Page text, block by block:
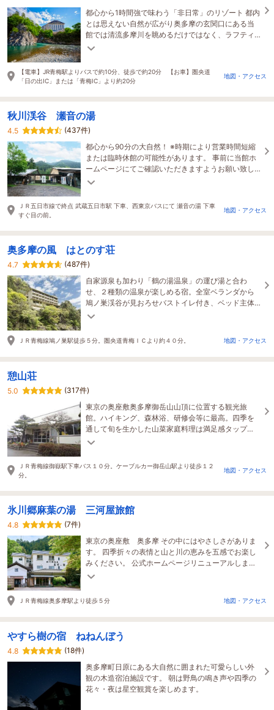
都心から1時間強で味わう「非日常」のリゾート 都内
とは思えない自然が広がり奥多摩の玄関口にある当
館では清流多摩川を眺めるだけではなく、ラフティ
ングや釣りなど様々なアクティビティも楽しめま
【電車】JR青梅駅よりバスで約10分、徒歩で約20分 【お車】圏央道
「日の出IC」または「青梅IC」より約20分
地図・アクセス
秋川渓谷 瀬音の湯
4.5
(437件)
都心から90分の大自然！ ※時期により営業時間短縮
または臨時休館の可能性があります。 事前に当館ホ
ームページにてご確認いただきますようお願い致し
ます。
ＪＲ五日市線で終点 武蔵五日市駅 下車、西東京バスにて 瀬音の湯 下車
すぐ目の前。
地図・アクセス
奥多摩の風 はとのす荘
4.7
(487件)
自家源泉も加わり「鶴の湯温泉」の運び湯と合わ
せ、２種類の温泉が楽しめる宿。全室ベランダから
鳩ノ巣渓谷が見おろせバストイレ付き、ベッド主体
のお部屋です。ご夕食はイタリアンフルコース。
ＪＲ青梅線鳩ノ巣駅徒歩５分。圏央道青梅ＩＣより約４０分。 地図・アクセス
憩山荘
5.0
(317件)
東京の奥座敷奥多摩御岳山山頂に位置する観光旅
館。ハイキング、森林浴、研修会等に最高。四季を
通して旬を生かした山菜家庭料理は満足感タップ
リ。客室から望む大東京の夜景も楽しめる。
ＪＲ青梅線御嶽駅下車バス１０分。ケーブルカー御岳山駅より徒歩１２
分。
地図・アクセス
氷川郷麻葉の湯 三河屋旅館
4.8
(7件)
東京の奥座敷 奥多摩 その中にはやさしさがありま
す。 四季折々の表情と山と川の恵みを五感でお楽し
みください。 公式ホームページリニューアルしまし
た。
ＪＲ青梅線奥多摩駅より徒歩５分 地図・アクセス
やすら樹の宿 ねねんぼう
4.8
(18件)
奥多摩町日原にある大自然に囲まれた可愛らしい外
観の木造宿泊施設です。 朝は野鳥の鳴き声や四季の
花々・夜は星空観賞を楽しめます。